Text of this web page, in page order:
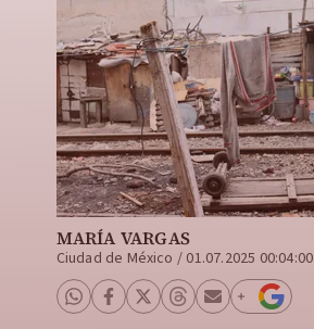
MARÍA VARGAS
Ciudad de México / 01.07.2025 00:04:00